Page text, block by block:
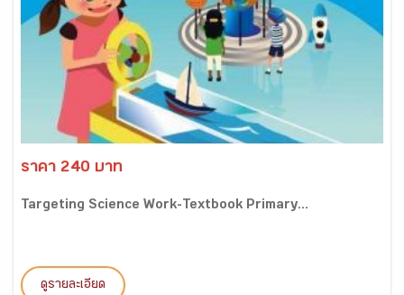
ราคา 240 บาท
Targeting Science Work-Textbook Primary...
ดูรายละเอียด